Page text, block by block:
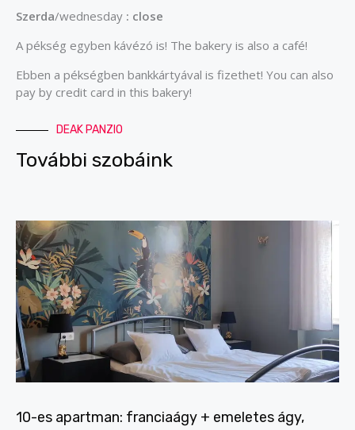
Szerda/wednesday : close
A pékség egyben kávézó is! The bakery is also a café!
Ebben a pékségben bankkártyával is fizethet! You can also
pay by credit card in this bakery!
DEAK PANZIO
További szobáink
10-es apartman: franciaágy + emeletes ágy,